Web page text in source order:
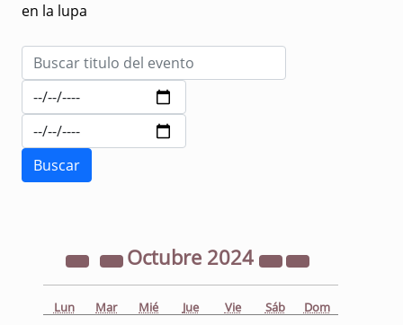
en la lupa
Octubre 2024
Lun Mar Mié Jue Vie Sáb Dom